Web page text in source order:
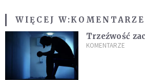
WIĘCEJ W:KOMENTARZE
Trzeźwość
KOMENTARZE